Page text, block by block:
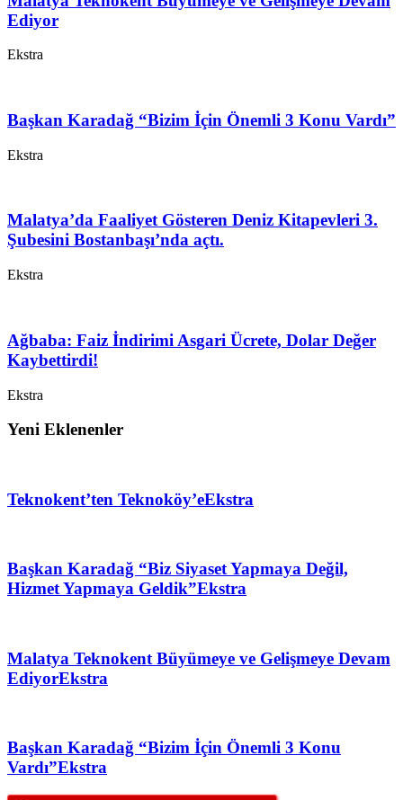
Ediyor
Ekstra
Başkan Karadağ “Bizim İçin Önemli 3 Konu Vardı”
Ekstra
Malatya’da Faaliyet Gösteren Deniz Kitapevleri 3.
Şubesini Bostanbaşı’nda açtı.
Ekstra
Ağbaba: Faiz İndirimi Asgari Ücrete, Dolar Değer
Kaybettirdi!
Ekstra
Yeni Eklenenler
Teknokent’ten Teknoköy’eEkstra
Başkan Karadağ “Biz Siyaset Yapmaya Değil,
Hizmet Yapmaya Geldik”Ekstra
Malatya Teknokent Büyümeye ve Gelişmeye Devam
EdiyorEkstra
Başkan Karadağ “Bizim İçin Önemli 3 Konu
Vardı”Ekstra